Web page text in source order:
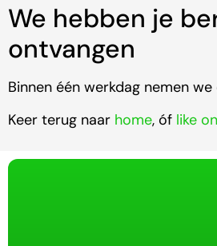
We hebben je
ontvangen
Binnen één werkdag nemen
Keer terug naar home, óf like